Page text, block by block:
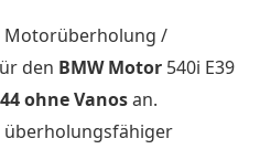
Motorüberholung /
den BMW Motor 540i E39
ohne Vanosan.
überholungsfähiger